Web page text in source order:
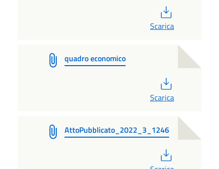
Scarica
quadro economico
Scarica
AttoPubblicato_2022_3_1246